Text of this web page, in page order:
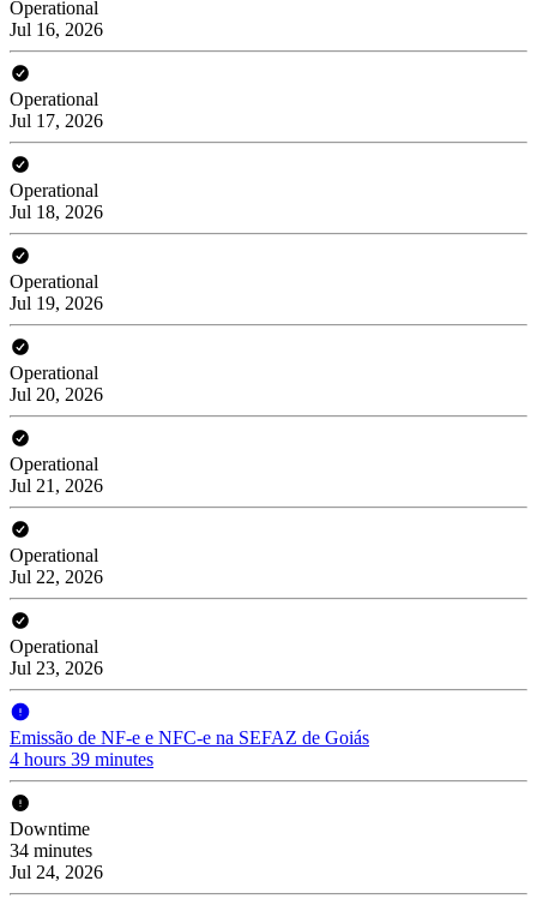
Operational
Jul 16, 2026
Operational
Jul 17, 2026
Operational
Jul 18, 2026
Operational
Jul 19, 2026
Operational
Jul 20, 2026
Operational
Jul 21, 2026
Operational
Jul 22, 2026
Operational
Jul 23, 2026
Emissão de NF-e e NFC-e na SEFAZ de Goiás
4 hours 39 minutes
Downtime
34 minutes
Jul 24, 2026